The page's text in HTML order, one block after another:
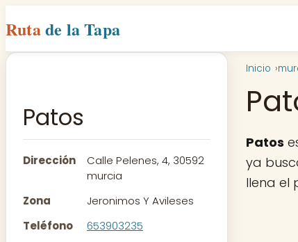
Rutade la Tapa
Patos
Dirección
Calle Pelenes, 4, 30592
murcia
Zona
Jeronimos Y Avileses
Teléfono
653903235
Inicio
Patos
ya
llena el